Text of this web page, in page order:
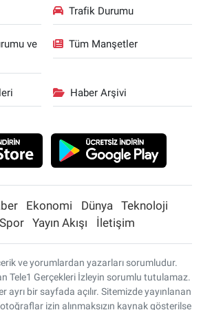
Trafik Durumu
ve
Tüm Manşetler
Haber Arşivi
Ekonomi Dünya
Teknoloji
Spor Yayın Akışı İletişim
ve yorumlardan yazarları sorumludur.
Tele1 Gerçekleri İzleyin sorumlu tutulamaz.
ayrı bir sayfada açılır. Sitemizde yayınlanan
izin alınmaksızın kaynak gösterilse